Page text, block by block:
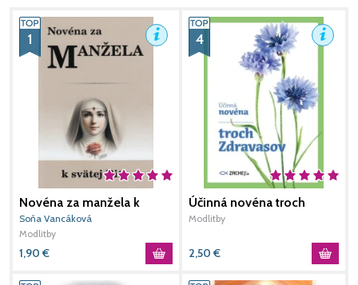
1
Novéna za manžela k
svätej Rite
Soňa Vancáková
Modlitby
1,90 €
4
Účinná novéna troch
Zdravasov
Modlitby
2,50 €